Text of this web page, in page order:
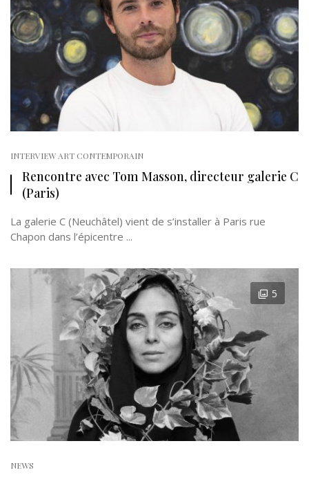
INTERVIEW ART CONTEMPORAIN
Rencontre avec Tom Masson, directeur galerie C
(Paris)
La galerie C (Neuchâtel) vient de s’installer à Paris rue
Chapon dans l’épicentre ...
5
NEWS